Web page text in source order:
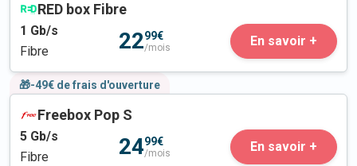
RED box Fibre
1 Gb/s
Fibre
2299€
/mois En savoir +
🎁-49€ de frais d'ouverture
Freebox Pop S
5 Gb/s
Fibre
2499€
/mois En savoir +